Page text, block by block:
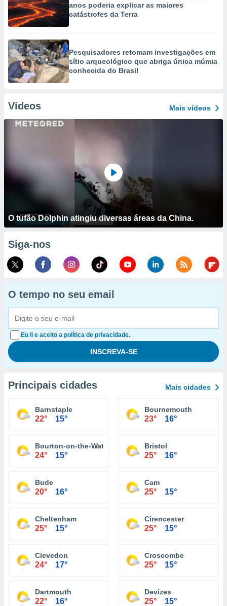
anos poderia explicar as maiores
catástrofes da Terra
Pesquisadores retomam investigações em
sítio arqueológico que abriga única múmia
conhecida do Brasil
Vídeos Mais vídeos
O tufão Dolphin atingiu diversas áreas da China.
Siga-nos
O tempo no seu email
Eu li e aceito a política de privacidade.
Principais cidades Mais cidades
Barnstaple
22° 15°
Bournemouth
23° 16°
Bourton-on-the-Water
24° 15°
Bristol
25° 16°
Bude
20° 16°
Cam
25° 15°
Cheltenham
25° 15°
Cirencester
25° 15°
Clevedon
24° 17°
Croscombe
25° 15°
Dartmouth
22° 16°
Devizes
25° 15°